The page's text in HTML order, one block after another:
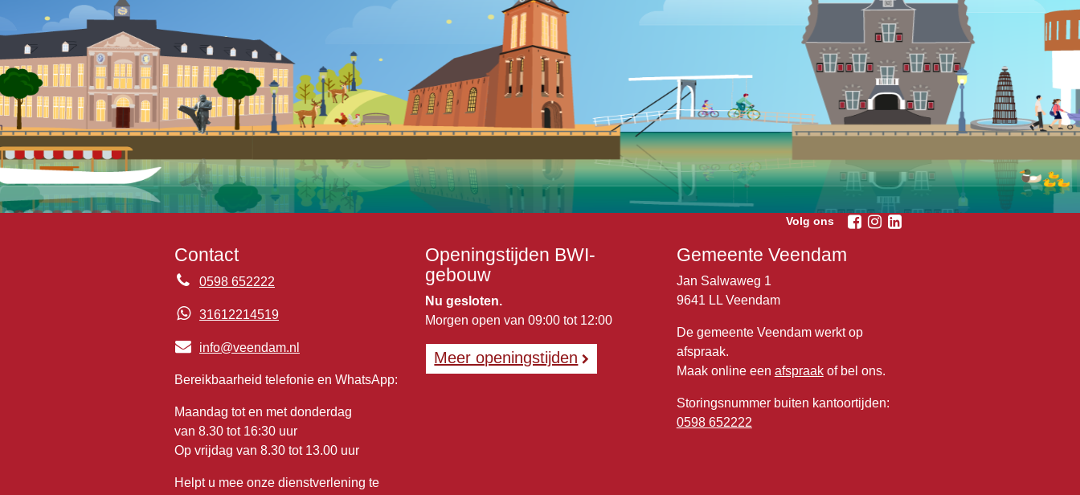
Volg ons
Contact
0598 652222
31612214519
info@veendam.nl
Bereikbaarheid telefonie en WhatsApp:
Maandag tot en met donderdag
van 8.30 tot 16:30 uur
Op vrijdag van 8.30 tot 13.00 uur
Helpt u mee onze dienstverlening te
Openingstijden BWI-
gebouw
Nu gesloten.
Morgen open van 09:00 tot 12:00
Meer openingstijden
Gemeente Veendam
Jan Salwaweg 1
9641 LL Veendam
De gemeente Veendam werkt op
afspraak.
Maak online een afspraakof bel ons.
Storingsnummer buiten kantoortijden:
0598 652222